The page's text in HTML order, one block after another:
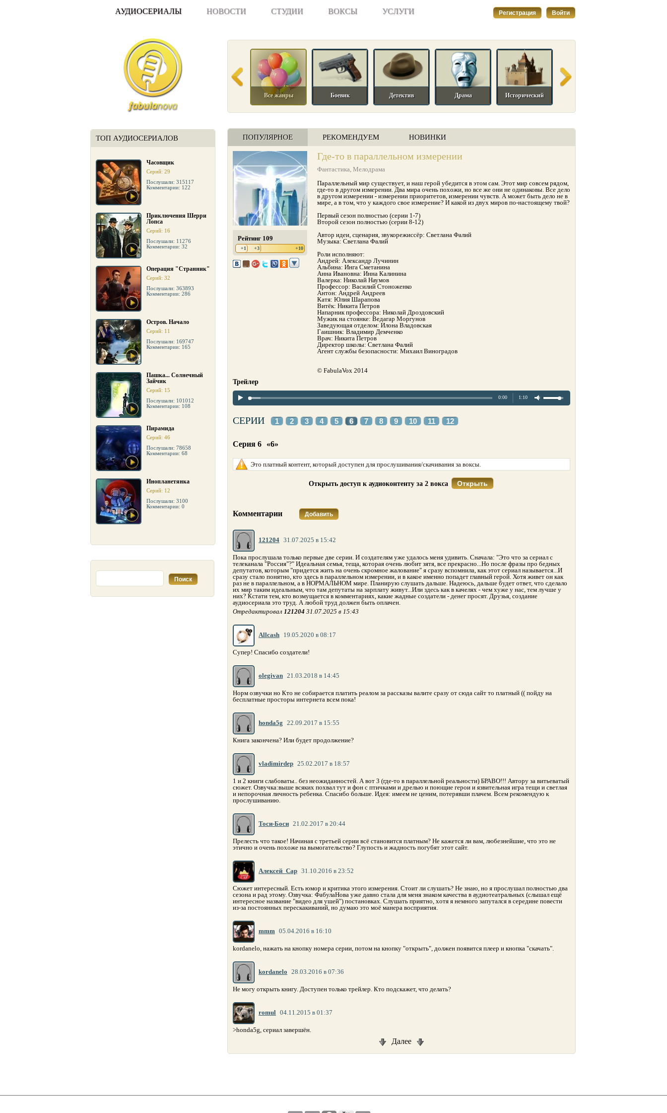
АУДИОСЕРИАЛЫ НОВОСТИ СТУДИИ ВОКСЫ УСЛУГИ Регистрация Войти
ТОП АУДИОСЕРИАЛОВ
Часовщик
Серий: 29
Послушали: 315117
Комментарии: 122
Приключения Шерри
Лопса
Серий: 16
Послушали: 11276
Комментарии: 32
Операция "Странник"
Серий: 32
Послушали: 363893
Комментарии: 286
Остров. Начало
Серий: 11
Послушали: 169747
Комментарии: 165
Пашка... Солнечный
Зайчик
Серий: 15
Послушали: 101012
Комментарии: 108
Пирамида
Серий: 46
Послушали: 78658
Комментарии: 68
Инопланетянка
Серий: 12
Послушали: 3100
Комментарии: 0
Все жанры Боевик Детектив Драма Исторический
ПОПУЛЯРНОЕ РЕКОМЕНДУЕМ НОВИНКИ
Рейтинг 109
+1 +3 +10
Где-то в параллельном измерении
Фантастика, Мелодрама
Параллельный мир существует, и наш герой убедится в этом сам. Этот мир совсем рядом,
где-то в другом измерении. Два мира очень похожи, но все же они не одинаковы. Все дело
в другом измерении - измерении приоритетов, измерении чувств. А может быть дело не в
мире, а в том, что у каждого свое измерение? И какой из двух миров по-настоящему твой?
Первый сезон полностью (серии 1-7)
Второй сезон полностью (серии 8-12)
Автор идеи, сценария, звукорежиссёр: Светлана Фалий
Музыка: Светлана Фалий
Роли исполняют:
Андрей: Александр Лучинин
Альбина: Инга Сметанина
Анна Ивановна: Инна Калинина
Валерка: Николай Наумов
Профессор: Василий Стоноженко
Антон: Андрей Андреев
Катя: Юлия Шарапова
Витёк: Никита Петров
Напарник профессора: Николай Дроздовский
Мужик на стоянке: Ведагар Моргунов
Заведующая отделом: Илона Владовская
Гаишник: Владимир Демченко
Врач: Никита Петров
Директор школы: Светлана Фалий
Агент службы безопасности: Михаил Виноградов
© FabulaVox 2014
Трейлер
0:00 1:10
СЕРИИ 1 2 3 4 5 6 7 8 9 10 11 12
Серия 6 «6»
Это платный контент, который доступен для прослушивания/скачивания за воксы.
Открыть доступ к аудиоконтенту за 2 вокса Открыть
Комментарии Добавить
121204 31.07.2025 в 15:42
Пока прослушала только первые две серии. И создателям уже удалось меня удивить. Сначала: "Это что за сериал с
телеканала "Россия"?" Идеальная семья, теща, которая очень любит зятя, все прекрасно...Но после фразы про бедных
депутатов, которым "придется жить на очень скромное жалование" я сразу вспомнила, как этот сериал называется...И
сразу стало понятно, кто здесь в параллельном измерении, и в какое именно попадет главный герой. Хотя живет он как
раз не в параллельном, а в НОРМАЛЬНОМ мире. Планирую слушать дальше. Надеюсь, дальше будет ответ, что сделало
их мир таким идеальным, что там депутаты на зарплату живут...Или здесь как в качелях - чем хуже у нас, тем лучше у
них? Кстати тем, кто возмущается в комментариях, какие жадные создатели - денег просят. Друзья, создание
аудиосериала это труд. А любой труд должен быть оплачен.
Отредактировал 121204 31.07.2025 в 15:43
Allcash 19.05.2020 в 08:17
Супер! Спасибо создатели!
olegivan 21.03.2018 в 14:45
Норм озвучки но Кто не собирается платить реалом за рассказы валите сразу от сюда сайт то платный (( пойду на
бесплатные просторы интернета всем пока!
honda5g 22.09.2017 в 15:55
Книга закончена? Или будет продолжение?
vladimirdep 25.02.2017 в 18:57
1 и 2 книги слабоваты.. без неожиданностей. А вот 3 (где-то в параллельной реальности) БРАВО!!! Автору за витьеватый
сюжет. Озвучка:выше всяких похвал тут и фон с птичками и дрелью и поющие герои и язвительная игра тещи и светлая
и непорочная личность ребенка. Спасибо больше. Идея: имеем не ценим, потерявши плачем. Всем рекомендую к
прослушиванию.
Тоси-Боси 21.02.2017 в 20:44
Прелесть что такое! Начиная с третьей серии всё становится платным? Не кажется ли вам, любезнейшие, что это не
этично и очень похоже на вымогательство? Глупость и жадность погубят этот сайт.
Алексей_Сар 31.10.2016 в 23:52
Сюжет интересный. Есть юмор и критика этого измерения. Стоит ли слушать? Не знаю, но я прослушал полностью два
сезона и рад этому. Озвучка: ФабулаНова уже давно стала для меня знаком качества в аудиотеатральных (слышал ещё
интересное название "видео для ушей") постановках. Слушать приятно, хотя я немного запутался в середине повести
из-за постоянных перескакиваний, но думаю это моё манера восприятия.
mmm 05.04.2016 в 16:10
kordanelo, нажать на кнопку номера серии, потом на кнопку "открыть", должен появится плеер и кнопка "скачать".
kordanelo 28.03.2016 в 07:36
Не могу открыть книгу. Доступен только трейлер. Кто подскажет, что делать?
romul 04.11.2015 в 01:37
>honda5g, сериал завершён.
Далее